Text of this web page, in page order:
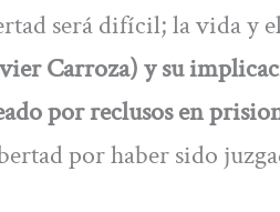
será difícil; la vida y
Carroza) y su
por reclusos en
por haber sido